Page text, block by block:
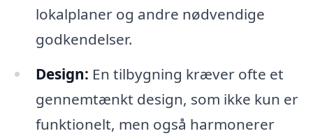
lokalplaner og andre nødvendige
godkendelser.
Design: En tilbygning kræver ofte et
gennemtænkt design, som ikke kun er
funktionelt, men også harmonerer